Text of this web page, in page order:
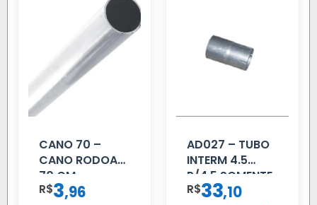
CANO 70 –
CANO RODOAR
70 CM
R$3,96
AD027 – TUBO
INTERM 4.5
P/4.5 SOMENTE
PROLONGADOR
R$33,10